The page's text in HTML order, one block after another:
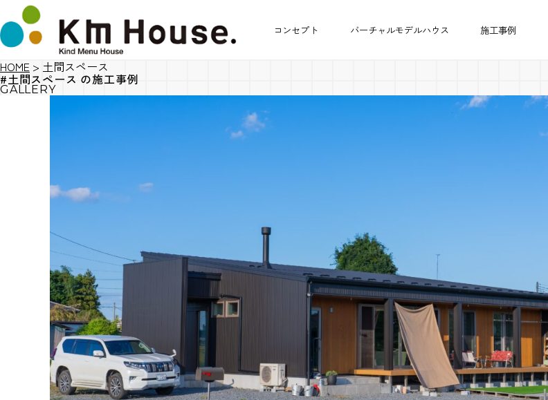
コンセプト バーチャルモデルハウス 施工事例
HOME > 土間スペース
#土間スペース の施工事例
GALLERY